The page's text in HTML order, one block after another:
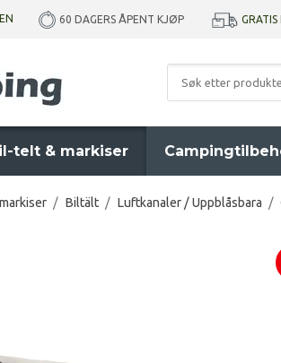
60 DAGERS ÅPENT KJØP GRATIS
telt & markiser
/ Biltält / Luftkanaler / Uppblåsbara /